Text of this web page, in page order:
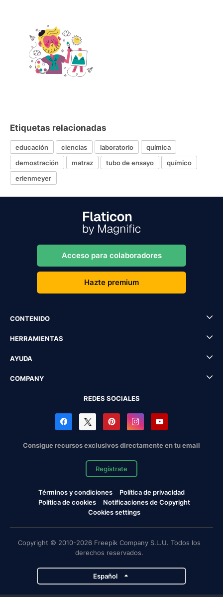
Etiquetas relacionadas
educación ciencias laboratorio
química
demostración
matraz tubo de ensayo
químico
erlenmeyer
Acceso para colaboradores
Hazte premium
CONTENIDO
HERRAMIENTAS
AYUDA
COMPANY
REDES SOCIALES
Consigue recursos exclusivos directamente en tu email
Regístrate
Términos y condiciones
Política de privacidad
Política de cookies
Notificaciones de Copyright
Cookies settings
Copyright © 2010-2026 Freepik Company S.L.U. Todos los
derechos reservados.
Español